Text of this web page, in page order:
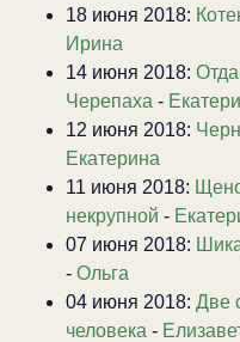
18 июня 2018:
Ирина
14 июня 2018:
Черепаха -
12 июня 2018:
Екатерина
11 июня 2018:
некрупной -
07 июня 2018:
- Ольга
04 июня 2018: Две
человека -